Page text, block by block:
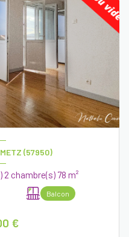
(57950)
Appartement 4 pièce(s) 2 chambre(s) 78 m²
Balcon
€